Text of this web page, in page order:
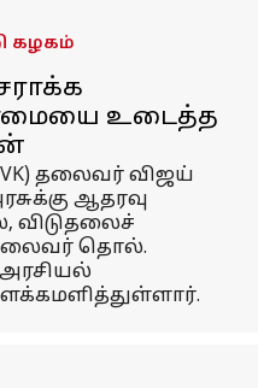
கழகம்
உடைத்த
தலைவர் விஜய்
ஆதரவு
விடுதலைச்
தலைவர் தொல்.